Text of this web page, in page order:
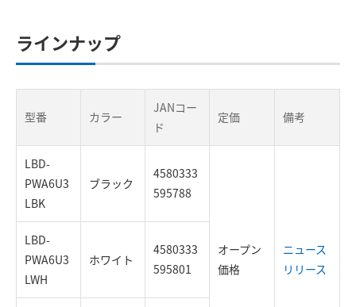
ラインナップ
型番 カラー
JANコー
ド
定価 備考
LBD-
PWA6U3
LBK
ブラック
4580333
595788
オープン
価格
ニュース
リリース
LBD-
PWA6U3
LWH
ホワイト
4580333
595801